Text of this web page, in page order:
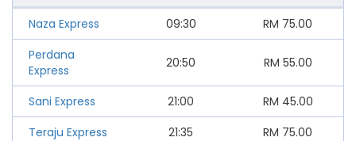
Naza Express 09:30 RM 75.00
Perdana
Express
20:50 RM 55.00
Sani Express 21:00 RM 45.00
Teraju Express
21:35 RM 75.00